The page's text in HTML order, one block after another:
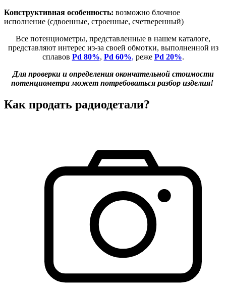
Конструктивная особенность: возможно блочное
исполнение (сдвоенные, строенные, счетверенный)
Все потенциометры, представленные в нашем каталоге,
представляют интерес из-за своей обмотки, выполненной из
сплавов Pd 80%, Pd 60%, реже Pd 20%.
Для проверки и определения окончательной стоимости
потенциометра может потребоваться разбор изделия!
Как продать радиодетали?